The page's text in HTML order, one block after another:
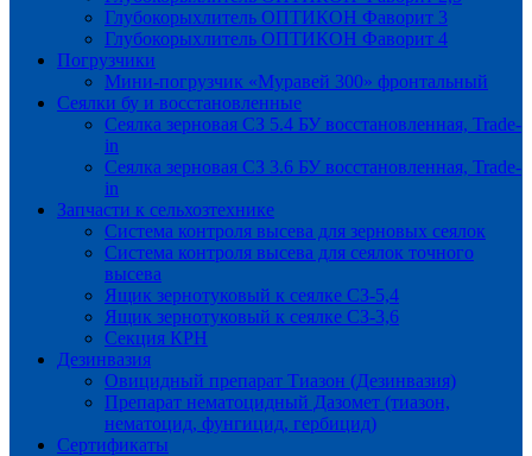
Глубокорыхлитель ОПТИКОН Фаворит 3
Глубокорыхлитель ОПТИКОН Фаворит 4
Погрузчики
Мини-погрузчик «Муравей 300» фронтальный
Сеялки бу и восстановленные
Сеялка зерновая СЗ 5.4 БУ восстановленная, Trade-
in
Сеялка зерновая СЗ 3.6 БУ восстановленная, Trade-
in
Запчасти к сельхозтехнике
Система контроля высева для зерновых сеялок
Система контроля высева для сеялок точного
высева
Ящик зернотуковый к сеялке СЗ-5,4
Ящик зернотуковый к сеялке СЗ-3,6
Секция КРН
Дезинвазия
Овицидный препарат Тиазон (Дезинвазия)
Препарат нематоцидный Дазомет (тиазон,
нематоцид, фунгицид, гербицид)
Сертификаты